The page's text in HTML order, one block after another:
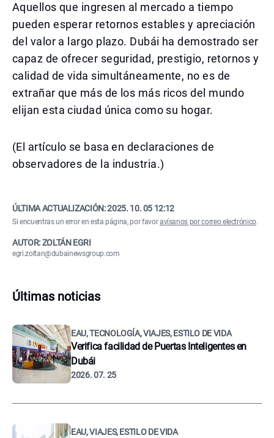
Aquellos que ingresen al mercado a tiempo
pueden esperar retornos estables y apreciación
del valor a largo plazo. Dubái ha demostrado ser
capaz de ofrecer seguridad, prestigio, retornos y
calidad de vida simultáneamente, no es de
extrañar que más de los más ricos del mundo
elijan esta ciudad única como su hogar.
(El artículo se basa en declaraciones de
observadores de la industria.)
ÚLTIMA ACTUALIZACIÓN:2025. 10. 05 12:12
Si encuentras un error en esta página, por favoravísanos por correo electrónico.
AUTOR: ZOLTÁN EGRI
egri.zoltan@dubainewsgroup.com
Últimas noticias
EAU, TECNOLOGÍA, VIAJES, ESTILO DE VIDA
Verifica facilidad de Puertas Inteligentes en
Dubái
2026. 07. 25
EAU, VIAJES, ESTILO DE VIDA